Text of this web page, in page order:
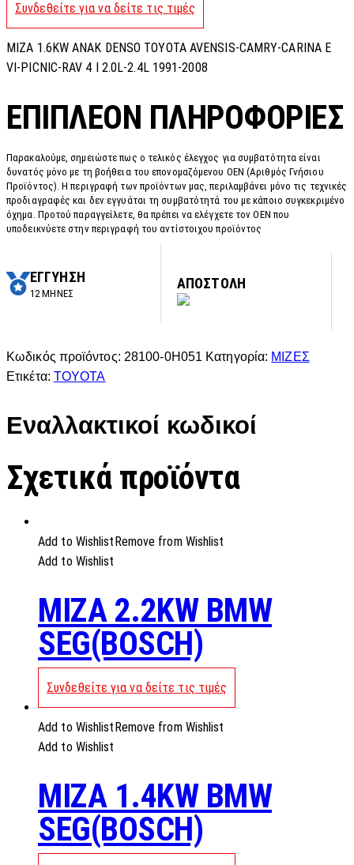
Συνδεθείτε για να δείτε τις τιμές
MIZA 1.6KW ANAK DENSO TOYOTA AVENSIS-CAMRY-CARINA E
VI-PICNIC-RAV 4 I 2.0L-2.4L 1991-2008
ΕΠΙΠΛΈΟΝ ΠΛΗΡΟΦΟΡΊΕΣ
Παρακαλούμε, σημειώστε πως ο τελικός έλεγχος για συμβατότητα είναι
δυνατός μόνο με τη βοήθεια του επονομαζόμενου OEN (Αριθμός Γνήσιου
Προϊόντος). Η περιγραφή των προϊόντων μας, περιλαμβάνει μόνο τις τεχνικές
προδιαγραφές και δεν εγγυάται τη συμβατότητά του με κάποιο συγκεκριμένο
όχημα. Προτού παραγγείλετε, θα πρέπει να ελέγχετε τον OEN που
υποδεικνύετε στην περιγραφή του αντίστοιχου προϊόντος
ΕΓΓΥΗΣΗ
12 ΜΗΝΕΣ
ΑΠΟΣΤΟΛΗ
Κωδικός προϊόντος: 28100-0H051 Κατηγορία: ΜΙΖΕΣ
Ετικέτα: TOYOTA
Εναλλακτικοί κωδικοί
Σχετικά προϊόντα
Add to Wishlist Remove from Wishlist
Add to Wishlist
MIZA 2.2KW BMW
SEG(BOSCH)
Συνδεθείτε για να δείτε τις τιμές
Add to WishlistRemove from Wishlist
Add to Wishlist
MIZA 1.4KW BMW
SEG(BOSCH)